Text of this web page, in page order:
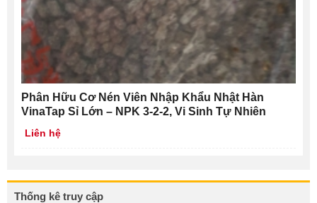
Phân Hữu Cơ Nén Viên Nhập Khẩu Nhật Hàn
VinaTap Sỉ Lớn – NPK 3-2-2, Vi Sinh Tự Nhiên
Liên hệ
Thống kê truy cập